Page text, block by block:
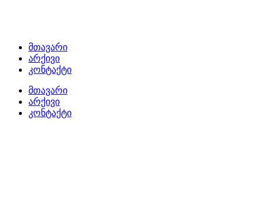
მთავარი
არქივი
კონტაქტი
მთავარი
არქივი
კონტაქტი